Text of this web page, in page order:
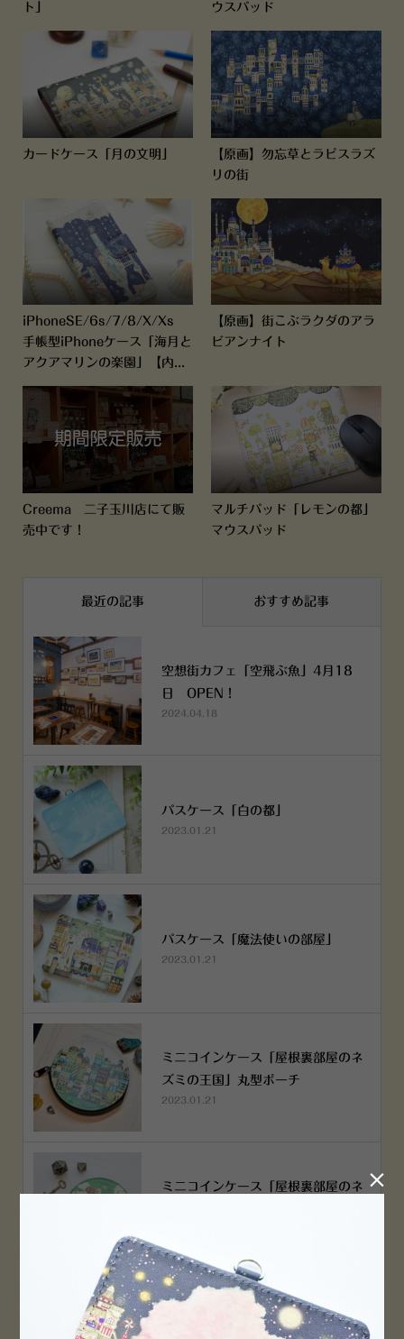
ト」
ウスパッド
カードケース「月の文明」
【原画】勿忘草とラピスラズ
リの街
iPhoneSE/6s/7/8/X/Xs
手帳型iPhoneケース「海月と
アクアマリンの楽園」【内...
【原画】街こぶラクダのアラ
ビアンナイト
Creema 二子玉川店にて販
売中です！
マルチパッド「レモンの都」
マウスパッド
最近の記事 おすすめ記事
空想街カフェ「空飛ぶ魚」4月18
日 OPEN！
2024.04.18
パスケース「白の都」
2023.01.21
パスケース「魔法使いの部屋」
2023.01.21
ミニコインケース「屋根裏部屋のネ
ズミの王国」丸型ポーチ
2023.01.21
ミニコインケース「屋根裏部屋のネ
横浜赤レンガ倉庫店 12月6日 O
